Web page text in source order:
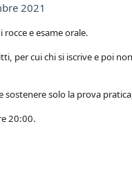
2021
e esame orale.
per cui chi si iscrive e poi
solo la prova
20:00.